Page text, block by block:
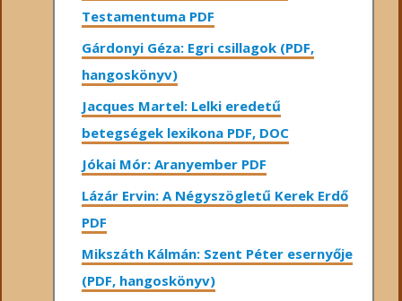
Testamentuma PDF
Gárdonyi Géza: Egri csillagok (PDF,
hangoskönyv)
Jacques Martel: Lelki eredetű
betegségek lexikona PDF, DOC
Jókai Mór: Aranyember PDF
Lázár Ervin: A Négyszögletű Kerek Erdő
PDF
Mikszáth Kálmán: Szent Péter esernyője
(PDF, hangoskönyv)